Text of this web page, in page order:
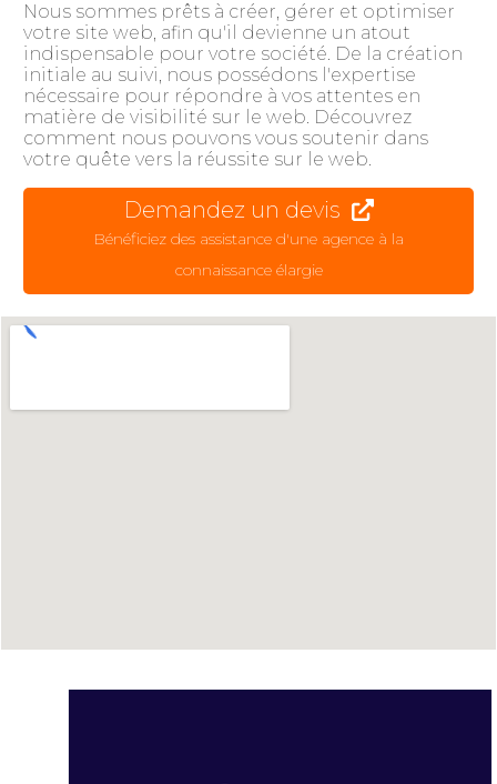
Nous sommes prêts à créer, gérer et optimiser
votre site web, afin qu'il devienne un atout
indispensable pour votre société. De la création
initiale au suivi, nous possédons l'expertise
nécessaire pour répondre à vos attentes en
matière de visibilité sur le web. Découvrez
comment nous pouvons vous soutenir dans
votre quête vers la réussite sur le web.
Demandez un devis
Bénéficiez des assistance d'une agence à la
connaissance élargie